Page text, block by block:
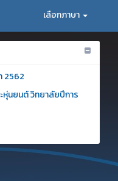
เลือกภาษา
2562
นยนต์ วิทยาลัยปีการ